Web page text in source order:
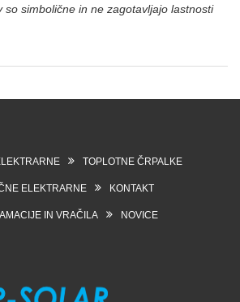
so simbolične in ne zagotavljajo lastnosti
TOPLOTNE ČRPALKE
ELEKTRARNE KONTAKT
IN VRAČILA NOVICE